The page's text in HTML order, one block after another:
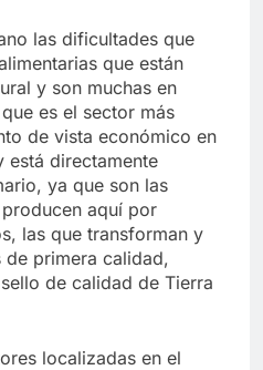
las dificultades que
que están
y son muchas en
es el sector más
de vista económico en
está directamente
ya que son las
aquí por
las que transforman y
de primera calidad,
de calidad de Tierra
localizadas en el